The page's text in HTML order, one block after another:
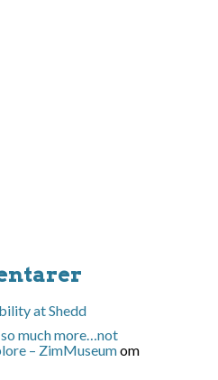
at Shedd
much more…not
– ZimMuseumom